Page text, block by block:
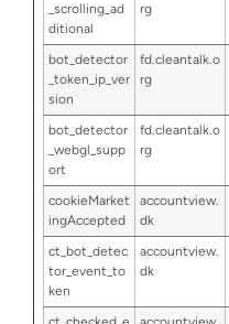
_scrolling_ad
ditional
rg
bot_detector
_token_ip_ver
sion
fd.cleantalk.o
rg
bot_detector
_webgl_supp
ort
fd.cleantalk.o
rg
cookieMarket
ingAccepted
accountview.
dk
ct_bot_detec
tor_event_to
ken
accountview.
dk